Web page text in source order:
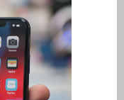
– Mac Pro Server
iPhone, iPad &
and
in Dundee-